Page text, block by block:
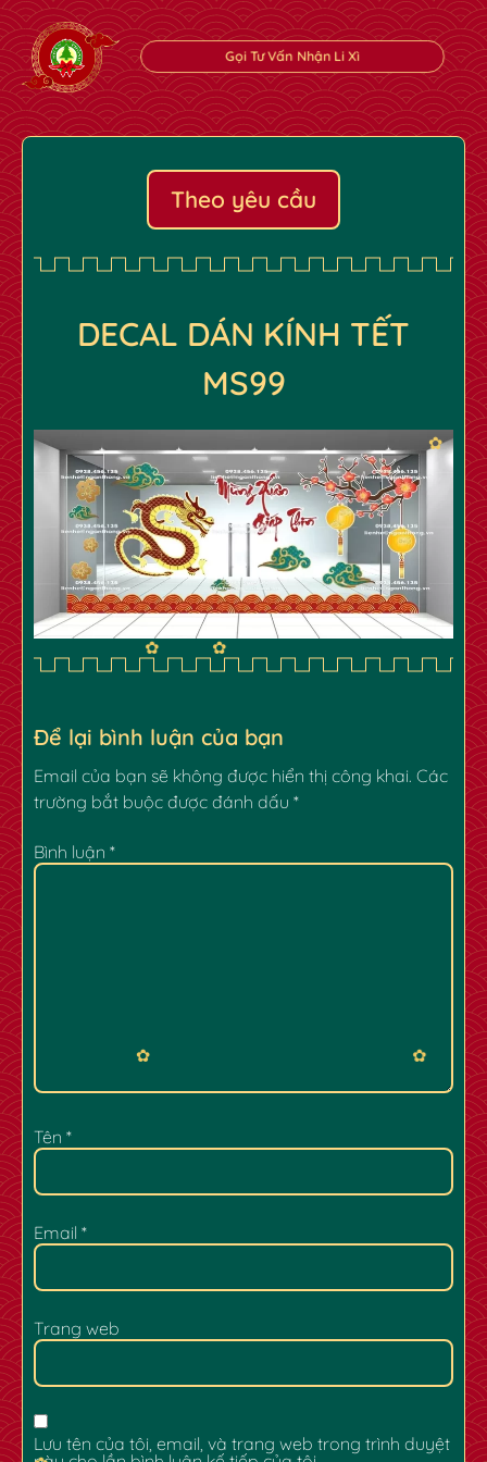
Gọi Tư Vấn Nhận Li Xì
Theo yêu cầu
DECAL DÁN KÍNH TẾT
MS99
Để lại bình luận của bạn
Email của bạn sẽ không được hiển thị công khai. Các
trường bắt buộc được đánh dấu *
Bình luận *
Tên *
Email *
Trang web
Lưu tên của tôi, email, và trang web trong trình duyệt
✿
✿
✿
✿
✿